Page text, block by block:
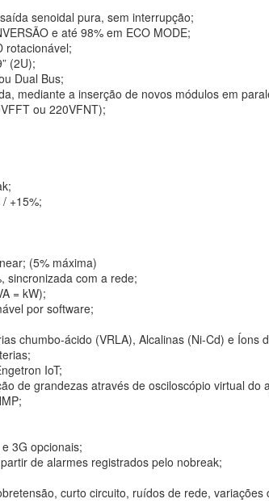
senoidal pura, sem interrupção;
e até 98% em ECO MODE;
rotacionável;
(2U);
Dual Bus;
mediante a inserção de novos módulos em
ou 220VFNT);
+15%;
(5% máxima)
sincronizada com a rede;
= kW);
por software;
chumbo-ácido (VRLA), Alcalinas (Ni-Cd) e Íons
IoT;
de grandezas através de osciloscópio virtual do
3G opcionais;
de alarmes registrados pelo nobreak;
curto circuito, ruídos de rede,